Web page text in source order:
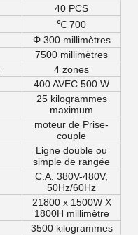
40 PCS
℃ 700
Φ 300 millimètres
7500 millimètres
4 zones
400 AVEC 500 W
25 kilogrammes
maximum
moteur de Prise-
couple
Ligne double ou
simple de rangée
C.A. 380V-480V,
50Hz/60Hz
21800 x 1500W X
1800H millimètre
3500 kilogrammes